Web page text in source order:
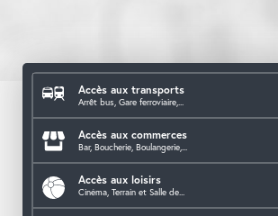
Accès aux transports
Arrêt bus, Gare ferroviaire,...
Accès aux commerces
Bar, Boucherie, Boulangerie,...
Accès aux loisirs
Cinéma, Terrain et Salle de...